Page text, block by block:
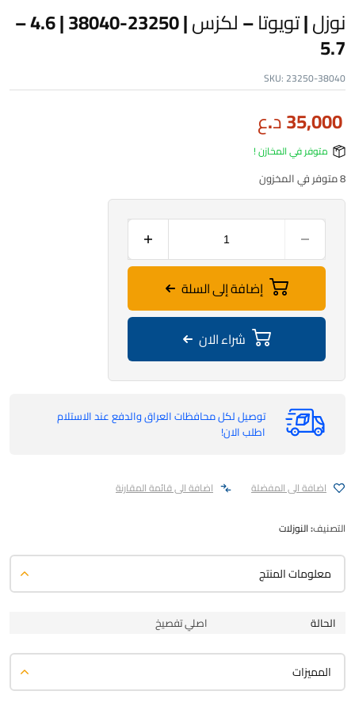
نوزل | تويوتا – لكزس | 23250-38040 | 4.6 –
5.7
SKU: 23250-38040
35,000د.ع
متوفر في المخازن !
8 متوفر في المخزون
إضافة إلى السلة
شراء الان
توصيل لكل محافظات العراق والدفع عند الاستلام
اطلب الان!
اضافة الى المفضلة اضافة الى قائمة المقارنة
التصنيف:النوزلات
معلومات المنتج
الحالة اصلي تفصيخ
المميزات